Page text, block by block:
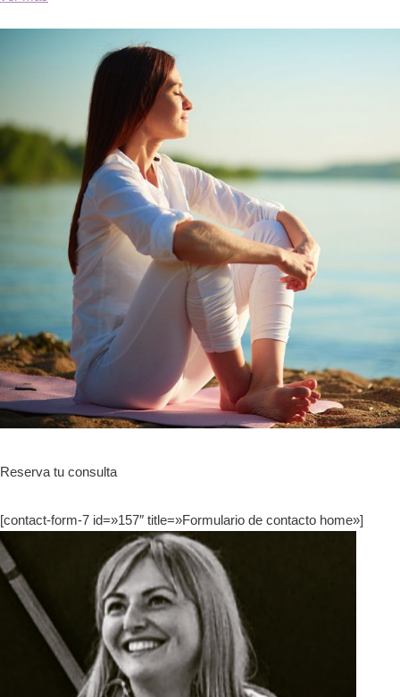
Reserva tu consulta
[contact-form-7 id=»157″ title=»Formulario de contacto home»]